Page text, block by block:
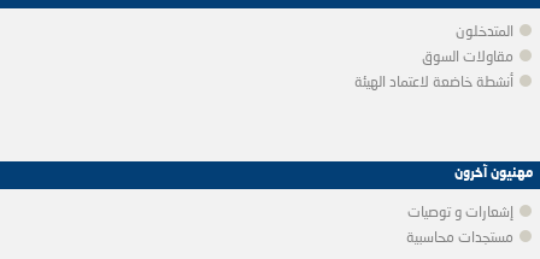
المتدخلون
مقاولات السوق
أنشطة خاضعة لاعتماد الهيئة
مهنيون آخرون
إشعارات و توصيات
مستجدات محاسبية